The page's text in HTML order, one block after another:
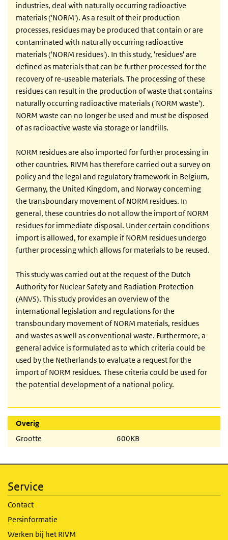
industries, deal with naturally occurring radioactive
materials ('NORM'). As a result of their production
processes, residues may be produced that contain or are
contaminated with naturally occurring radioactive
materials ('NORM residues'). In this study, 'residues' are
defined as materials that can be further processed for the
recovery of re-useable materials. The processing of these
residues can result in the production of waste that contains
naturally occurring radioactive materials ('NORM waste').
NORM waste can no longer be used and must be disposed
of as radioactive waste via storage or landfills.
NORM residues are also imported for further processing in
other countries. RIVM has therefore carried out a survey on
policy and the legal and regulatory framework in Belgium,
Germany, the United Kingdom, and Norway concerning
the transboundary movement of NORM residues. In
general, these countries do not allow the import of NORM
residues for immediate disposal. Under certain conditions
import is allowed, for example if NORM residues undergo
further processing which allows for materials to be reused.
This study was carried out at the request of the Dutch
Authority for Nuclear Safety and Radiation Protection
(ANVS). This study provides an overview of the
international legislation and regulations for the
transboundary movement of NORM materials, residues
and wastes as well as conventional waste. Furthermore, a
general advice is formulated as to which criteria could be
used by the Netherlands to evaluate a request for the
import of NORM residues. These criteria could be used for
the potential development of a national policy.
Overig
Grootte
600KB
Service
Contact
Persinformatie
Werken bij het RIVM